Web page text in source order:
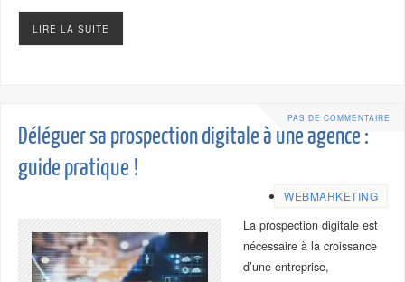
LIRE LA SUITE
PAS DE COMMENTAIRE
Déléguer sa prospection digitale à une agence :
guide pratique !
WEBMARKETING
La prospection digitale est
nécessaire à la croissance
d’une entreprise,